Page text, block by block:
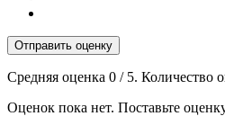
Отправить оценку
Средняя оценка 0 / 5. Количество
Оценок пока нет. Поставьте